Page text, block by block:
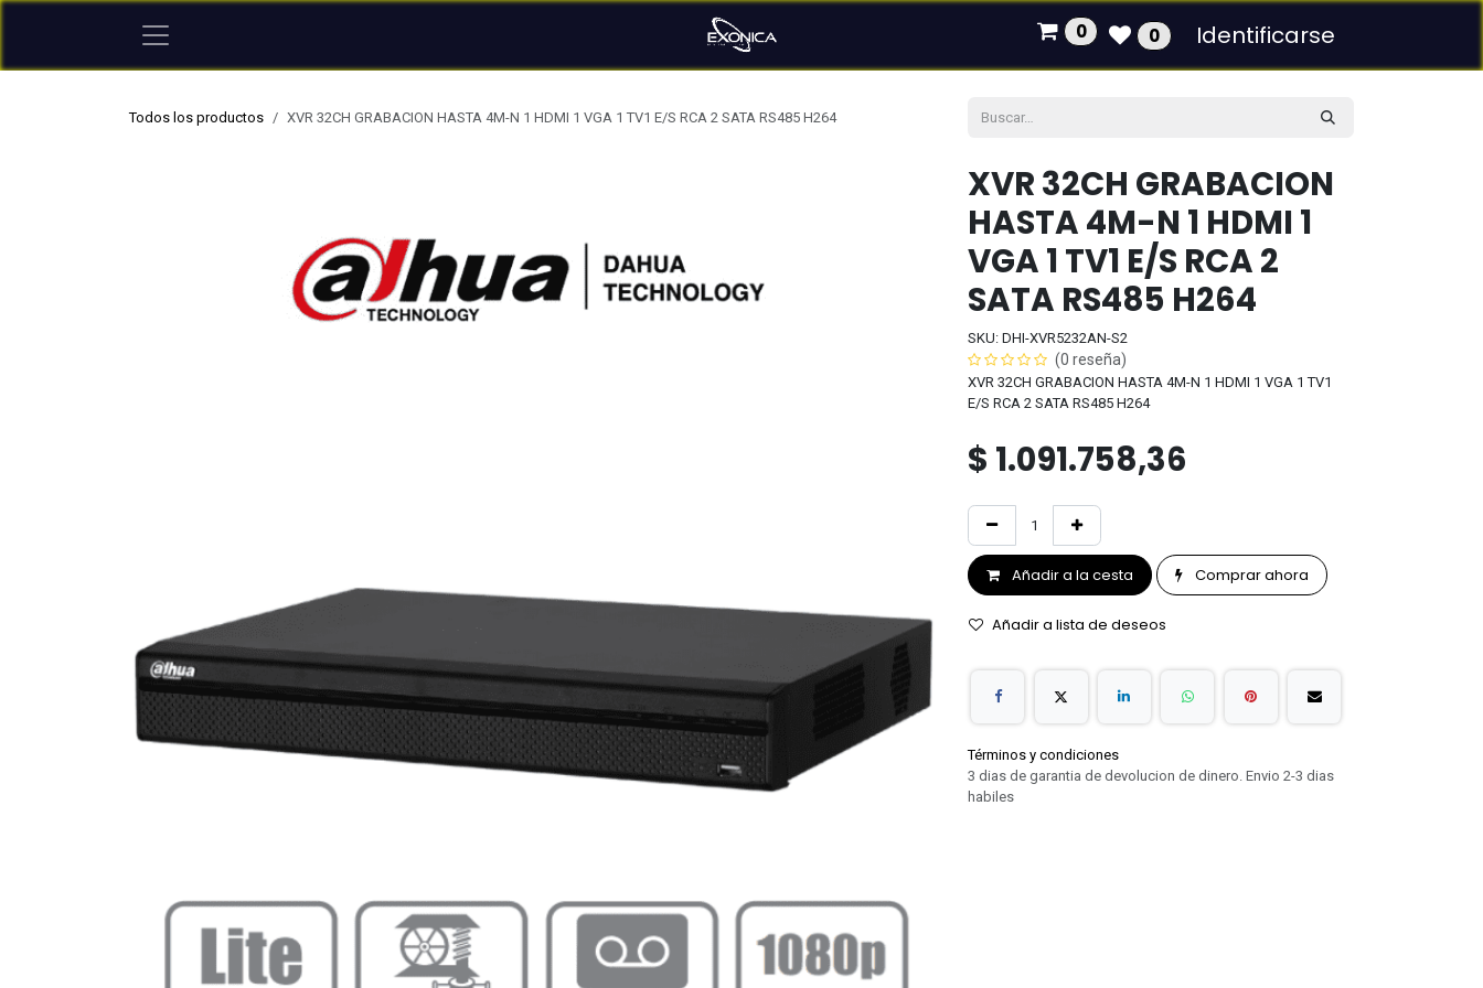
Ir al contenido
0 0 Identificarse
Todos los productos XVR 32CH GRABACION HASTA 4M-N 1 HDMI 1 VGA 1 TV1 E/S RCA 2 SATA RS485 H264
XVR 32CH GRABACION
HASTA 4M-N 1 HDMI 1
VGA 1 TV1 E/S RCA 2
SATA RS485 H264
SKU: DHI-XVR5232AN-S2
(0 reseña)
XVR 32CH GRABACION HASTA 4M-N 1 HDMI 1 VGA 1 TV1
E/S RCA 2 SATA RS485 H264
$ 1.091.758,36
Añadir a la cesta Comprar ahora
Añadir a lista de deseos
Términos y condiciones
3 dias de garantia de devolucion de dinero. Envio 2-3 dias
habiles